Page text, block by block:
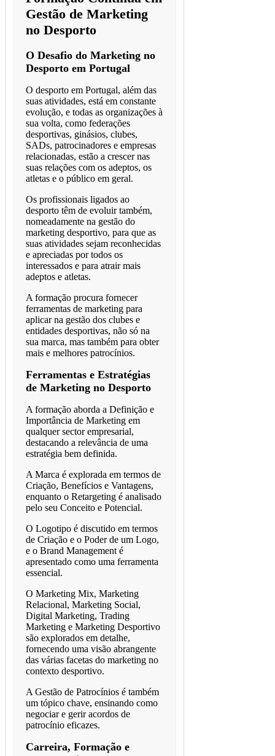
Gestão de Marketing
no Desporto
O Desafio do Marketing no
Desporto em Portugal
O desporto em Portugal, além das
suas atividades, está em constante
evolução, e todas as organizações à
sua volta, como federações
desportivas, ginásios, clubes,
SADs, patrocinadores e empresas
relacionadas, estão a crescer nas
suas relações com os adeptos, os
atletas e o público em geral.
Os profissionais ligados ao
desporto têm de evoluir também,
nomeadamente na gestão do
marketing desportivo, para que as
suas atividades sejam reconhecidas
e apreciadas por todos os
interessados e para atrair mais
adeptos e atletas.
A formação procura fornecer
ferramentas de marketing para
aplicar na gestão dos clubes e
entidades desportivas, não só na
sua marca, mas também para obter
mais e melhores patrocínios.
Ferramentas e Estratégias
de Marketing no Desporto
A formação aborda a Definição e
Importância de Marketing em
qualquer sector empresarial,
destacando a relevância de uma
estratégia bem definida.
A Marca é explorada em termos de
Criação, Benefícios e Vantagens,
enquanto o Retargeting é analisado
pelo seu Conceito e Potencial.
O Logotipo é discutido em termos
de Criação e o Poder de um Logo,
e o Brand Management é
apresentado como uma ferramenta
essencial.
O Marketing Mix, Marketing
Relacional, Marketing Social,
Digital Marketing, Trading
Marketing e Marketing Desportivo
são explorados em detalhe,
fornecendo uma visão abrangente
das várias facetas do marketing no
contexto desportivo.
A Gestão de Patrocínios é também
um tópico chave, ensinando como
negociar e gerir acordos de
patrocínio eficazes.
Carreira, Formação e